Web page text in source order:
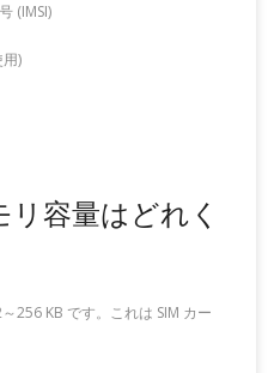
(IMSI)
)
容量はどれく
256 KB です。これは SIM カー